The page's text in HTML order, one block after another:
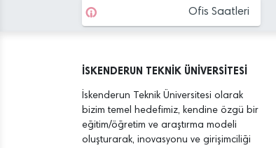
Ofis Saatleri
İSKENDERUN TEKNİK ÜNİVERSİTESİ
İskenderun Teknik Üniversitesi olarak
bizim temel hedefimiz, kendine özgü bir
eğitim/öğretim ve araştırma modeli
oluşturarak, inovasyonu ve girişimciliği